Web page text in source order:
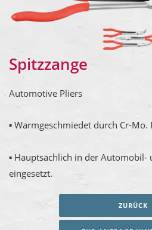
Spitzzange
Automotive Pliers
▪ Warmgeschmiedet durch Cr-
▪ Hauptsächlich in der
eingesetzt.
ZURÜCK